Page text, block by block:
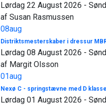
Lørdag 22 August 2026 -
af Susan Rasmussen
08aug
Distriktsmesterskaber i dressur
Lørdag 08 August 2026 -
af Margit Olsson
01aug
Nexø C - springstævne med D
Lørdag 01 August 2026 -